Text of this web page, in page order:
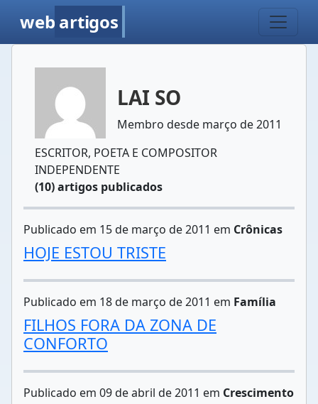
web artigos
LAI SO
Membro desde março de 2011
ESCRITOR, POETA E COMPOSITOR
INDEPENDENTE
(10) artigos publicados
Publicado em 15 de março de 2011 em Crônicas
HOJE ESTOU TRISTE
Publicado em 18 de março de 2011 em Família
FILHOS FORA DA ZONA DE
CONFORTO
Publicado em 09 de abril de 2011 em Crescimento